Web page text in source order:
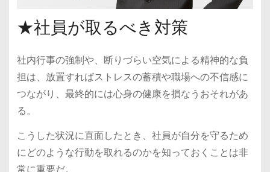
★社員が取るべき対策
社内行事の強制や、断りづらい空気による精神的な負
担は、放置すればストレスの蓄積や職場への不信感に
つながり、最終的には心身の健康を損なうおそれがあ
る。
こうした状況に直面したとき、社員が自分を守るため
にどのような行動を取れるのかを知っておくことは非